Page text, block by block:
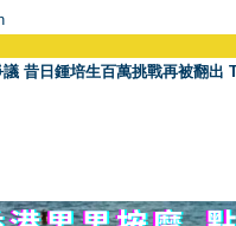
昔日鍾培生百萬挑戰再被翻出